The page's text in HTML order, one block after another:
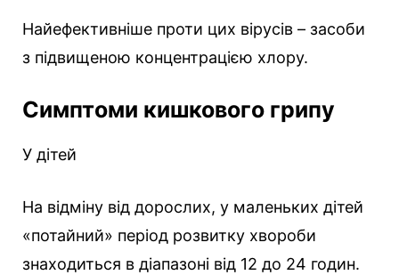
Найефективніше проти цих вірусів – засоби
з підвищеною концентрацією хлору.
Симптоми кишкового грипу
У дітей
На відміну від дорослих, у маленьких дітей
«потайний» період розвитку хвороби
знаходиться в діапазоні від 12 до 24 годин.